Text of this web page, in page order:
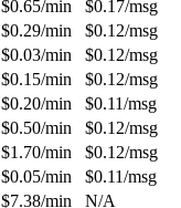
$0.65/min $0.17/msg
$0.29/min $0.12/msg
$0.03/min $0.12/msg
$0.15/min $0.12/msg
$0.20/min $0.11/msg
$0.50/min $0.12/msg
$1.70/min $0.12/msg
$0.05/min $0.11/msg
$7.38/min
N/A